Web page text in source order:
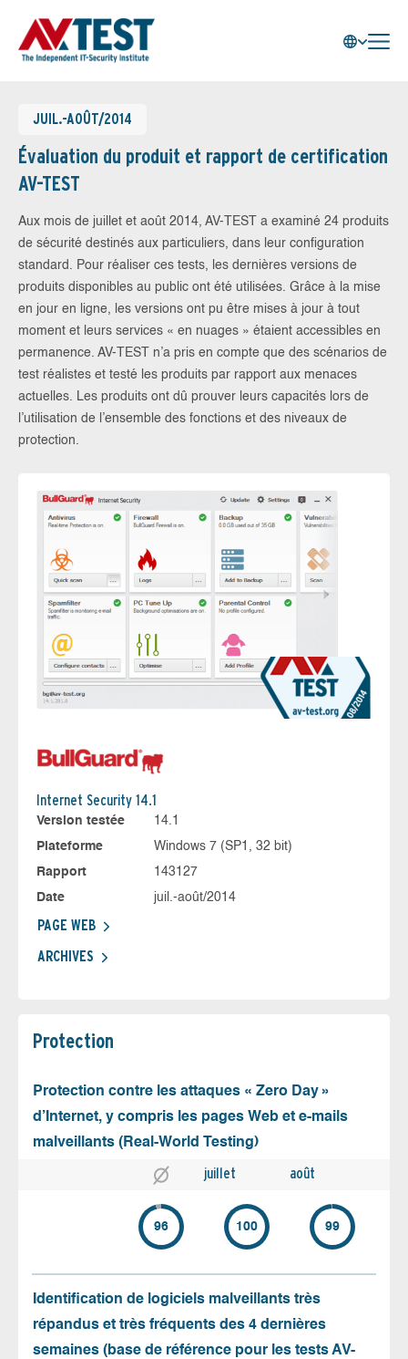
JUIL.-AOÛT/2014
Évaluation du produit et rapport de certification
AV-TEST
Aux mois de juillet et août 2014, AV-TEST a examiné 24 produits
de sécurité destinés aux particuliers, dans leur configuration
standard. Pour réaliser ces tests, les dernières versions de
produits disponibles au public ont été utilisées. Grâce à la mise
en jour en ligne, les versions ont pu être mises à jour à tout
moment et leurs services « en nuages » étaient accessibles en
permanence. AV-TEST n’a pris en compte que des scénarios de
test réalistes et testé les produits par rapport aux menaces
actuelles. Les produits ont dû prouver leurs capacités lors de
l’utilisation de l’ensemble des fonctions et des niveaux de
protection.
Internet Security 14.1
Version testée
14.1
Plateforme
Windows 7 (SP1, 32 bit)
Rapport
143127
Date
juil.-août/2014
PAGE WEB
ARCHIVES
Protection
Protection contre les attaques « Zero Day »
d’Internet, y compris les pages Web et e-mails
malveillants (Real-World Testing)
juillet août
96 100 99
Identification de logiciels malveillants très
répandus et très fréquents des 4 dernières
semaines (base de référence pour les tests AV-